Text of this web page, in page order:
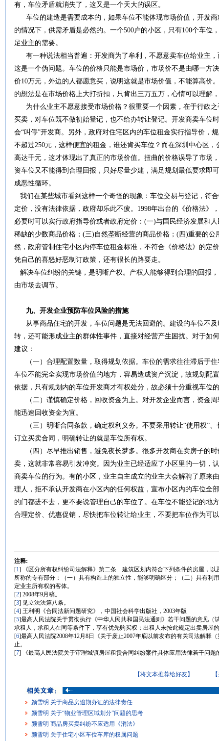
有，车位矛盾就消失了，这又是一个天大的误区。
车位的建造是需要成本的，如果车位不能体现市场价值，开发商
的情况下，供需矛盾是必然的。一个500户的小区，只有100个车位
足业主的需要。
有一种说法相当普遍：开发商为了牟利，不愿意卖车位给业主，
这是一个伪问题。车位的价格只能是市场价，市场价不是由哪一方
价10万元，外边的人都愿意买，说明这就是市场价值，不能算高价
的想法是在市场价格上大打折扣，只肯出三万五万，心情可以理解
为什么业主不愿意接受市场价格？很重要一个因素，在于行政之
买卖，对车位既不做初始登记，也不给办转让登记。开发商卖车位
会“叫停”开发商。另外，政府对住宅区内的车位租金实行指导价，
不超过250元，这样便宜的租金，谁还肯买车位？而在深圳中心区
高达千元，这才体现出了真正的市场价值。扭曲的价格误导了市场
资车位又不能得到合理回报，只好尽量少建，满足规划最低要求即
成恶性循环。
我们在某些城市看到这样一个奇怪的现象：车位交易与登记，符
定价，没有法律依据，政府却乐此不疲。1998年出台的《价格法》
必要时可以实行政府指导价或者政府定价：(一)与国民经济发展和
稀缺的少数商品价格；(三)自然垄断经营的商品价格；(四)重要的
然，政府管制住宅小区内停车位租金标准，不符合《价格法》的定
凭自己的喜怒好恶制订政策，还有很长的路要走。
解决车位纠纷的关键，是明晰产权。产权人能够得到合理的回报
由市场去调节。
九、开发企业预防车位风险的措施
从事商品住宅的开发，车位问题是无法回避的。建设的车位不及
转，还可能形成业主的群体性事件，直接对经营产生困扰。对于如
建议：
（一）合理配置数量，取得规划依据。车位的需求往往滞后于住
车位不能完全实现市场价值的地方，容易造成资产沉淀，故规划配
依据，只有规划内的车位开发商才有权处分，故必须十分重视车位
（二）谨慎确定价格，回收资金为上。对开发企业而言，资金周
能迅速回收资金为宜。
（三）明晰合同条款，确定权利义务。不要采用转让“使用权”、
订立买卖合同，明确转让的就是车位所有权。
（四）尽早推出销售，避免夜长梦多。很多开发商在卖房子的时
卖，这就非常容易引发冲突。因为业主已经适应了小区里的一切，
商卖车位的行为。有的小区，业主自主成立的业主大会解聘了原来
理人，拒不承认开发商在小区内的任何权益，宣布小区内的车位全
的门都进不去，更不要说管理自己的车位了。在车位不能登记的地
合理定价、优惠促销，尽快把车位转让给业主，不要把车位作为可
注释:
[1] 《区分所有权纠纷司法解释》第二条 建筑区划内符合下列条件的房屋，以
所称的专有部分：（一）具有构造上的独立性，能够明确区分；（二）具有利
定业主所有权的客体。
[2] 2008年9月稿。
[3] 见立法法第八条。
[4] 王利明《合同法新问题研究》，中国社会科学出版社，2003年版
[5]最高人民法院关于贯彻执行《中华人民共和国民法通则》若干问题的意见（
承租人，承租人在同等条件下，享有优先购买权；出租人未按此规定出卖房屋
[6]最高人民法院2008年12月8日《关于废止2007年底以前发布的有关司法解释
止。
[7] 《最高人民法院关于审理城镇房屋租赁合同纠纷案件具体应用法律若干问题
【将文本推荐给好友】
颜雪明 关于商品房逾期办证的法律责任
颜雪明 关于“物业管理区域划分”问题的思考
颜雪明 商品房买卖纠纷不应适用《消法》
颜雪明 关于住宅小区车位车库的权属问题